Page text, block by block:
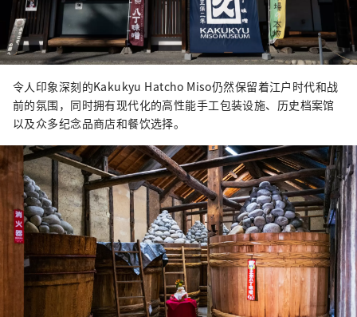
令人印象深刻的Kakukyu Hatcho Miso仍然保留着江户时代和战
前的氛围，同时拥有现代化的高性能手工包装设施、历史档案馆
以及众多纪念品商店和餐饮选择。